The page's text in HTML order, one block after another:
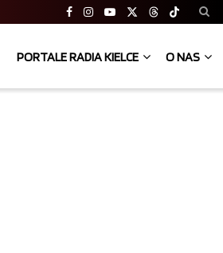
PORTALE RADIA KIELCE O NAS